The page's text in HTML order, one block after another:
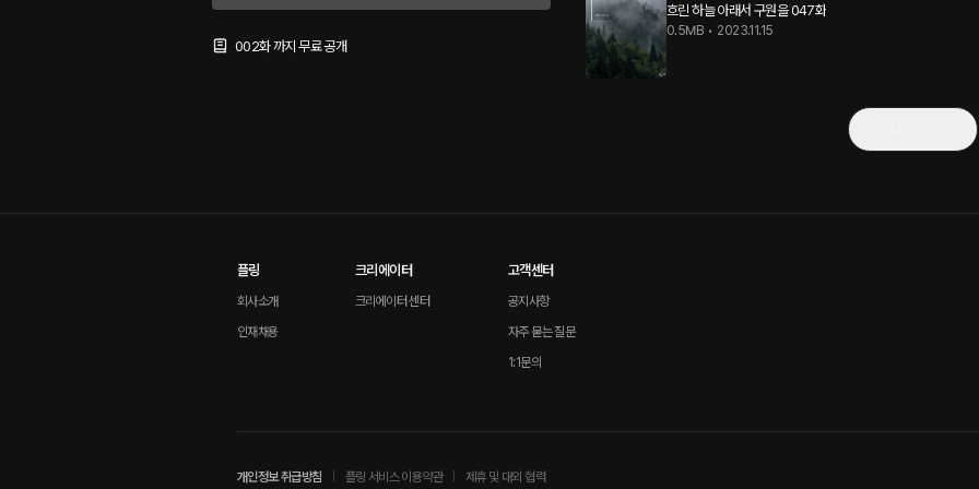
002화 까지 무료 공개
흐린 하늘 아래서 구원을 047화
0.5MB • 2023.11.15
플링
회사소개
인재채용
크리에이터
크리에이터 센터
고객센터
공지사항
자주 묻는 질문
1:1문의
개인정보 취급방침 플링 서비스 이용약관 제휴 및 대외 협력